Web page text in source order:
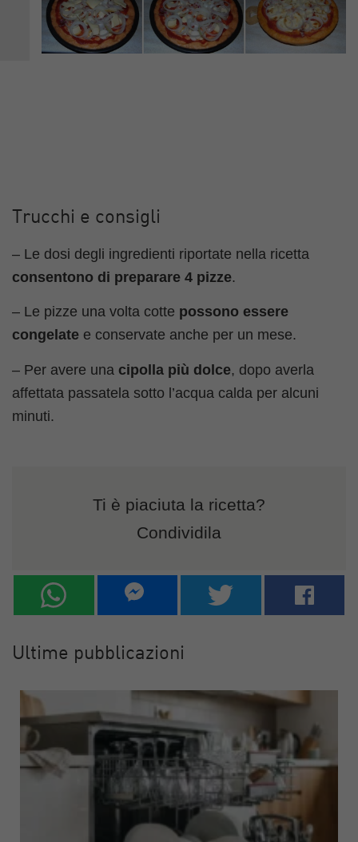
Trucchi e consigli
– Le dosi degli ingredienti riportate nella ricetta
consentono di preparare 4 pizze.
– Le pizze una volta cotte possono essere
congelate e conservate anche per un mese.
– Per avere una cipolla più dolce, dopo averla
affettata passatela sotto l’acqua calda per alcuni
minuti.
Ti è piaciuta la ricetta?
Condividila
Ultime pubblicazioni